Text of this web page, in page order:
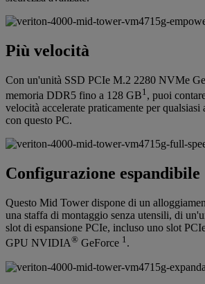
Più velocità
Con un'unità SSD PCIe M.2 2280 NVMe
memoria DDR5 fino a 128 GB1, puoi
velocità accelerate praticamente per
con questo PC.
Configurazione espandibile
Questo Mid Tower dispone di un
una staffa di montaggio senza utensili, di
slot di espansione PCIe, incluso uno slot
GPU NVIDIA® GeForce 1.